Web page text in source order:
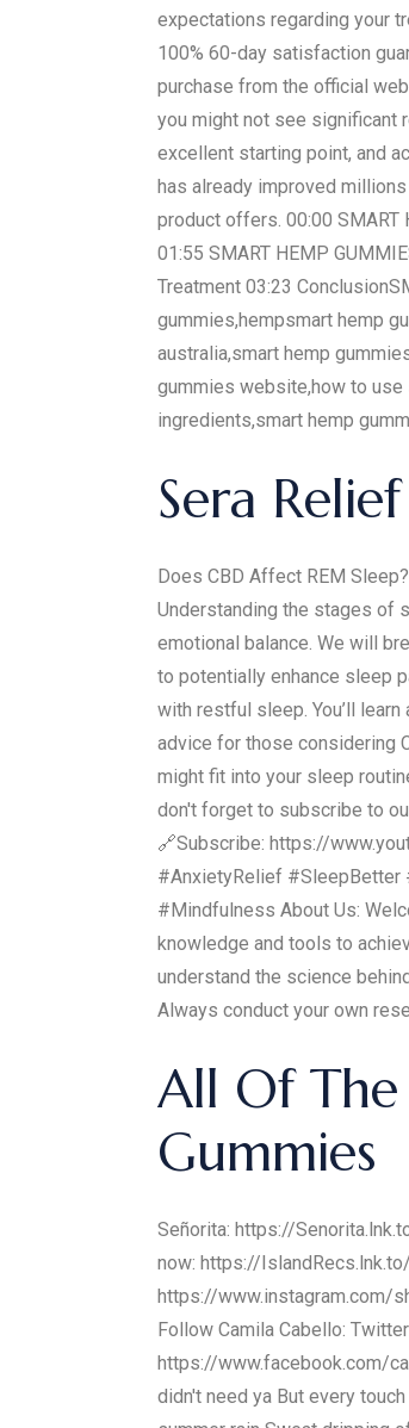
expectations regarding your
100% 60-day satisfaction
purchase from the official
you might not see significant
excellent starting point, and
has already improved
product offers. 00:00 SMART
01:55 SMART HEMP
Treatment 03:23
gummies,hempsmart hemp
australia,smart hemp
gummies website,how to use
ingredients,smart hemp
Sera
Does CBD Affect REM
Understanding the stages of
emotional balance. We will
to potentially enhance sleep
with restful sleep. You’ll
advice for those considering
might fit into your sleep
don't forget to subscribe to
🔗Subscribe: https://
#AnxietyRelief #SleepBetter
#Mindfulness About Us:
knowledge and tools to
understand the science
Always conduct your own
All Of
Gummies
Señorita: https://
now: https://
https://www.instagram.com/
Follow Camila Cabello:
https://www.facebook.com/
didn't need ya But every